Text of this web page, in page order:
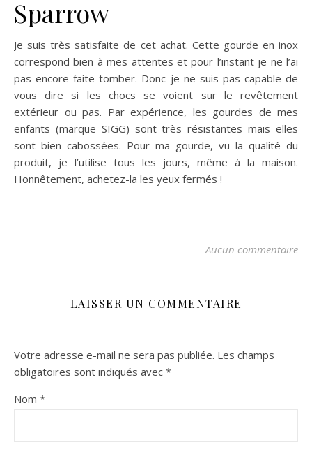
Sparrow
Je suis très satisfaite de cet achat. Cette gourde en inox
correspond bien à mes attentes et pour l’instant je ne l’ai
pas encore faite tomber. Donc je ne suis pas capable de
vous dire si les chocs se voient sur le revêtement
extérieur ou pas. Par expérience, les gourdes de mes
enfants (marque SIGG) sont très résistantes mais elles
sont bien cabossées. Pour ma gourde, vu la qualité du
produit, je l’utilise tous les jours, même à la maison.
Honnêtement, achetez-la les yeux fermés !
Aucun commentaire
LAISSER UN COMMENTAIRE
Votre adresse e-mail ne sera pas publiée. Les champs
obligatoires sont indiqués avec *
Nom *